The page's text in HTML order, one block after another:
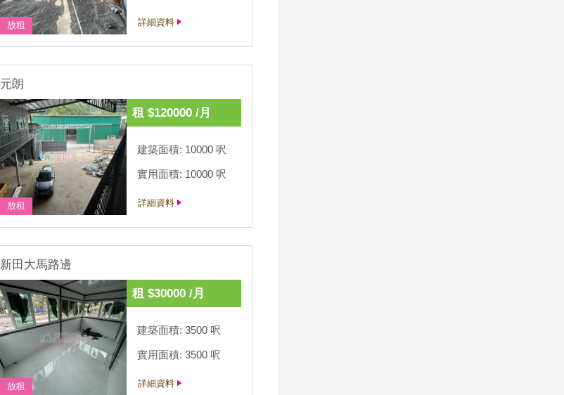
放租 詳細資料
元朗
放租
租 $120000 /月
建築面積: 10000 呎
實用面積: 10000 呎
詳細資料
新田大馬路邊
放租
租 $30000 /月
建築面積: 3500 呎
實用面積: 3500 呎
詳細資料